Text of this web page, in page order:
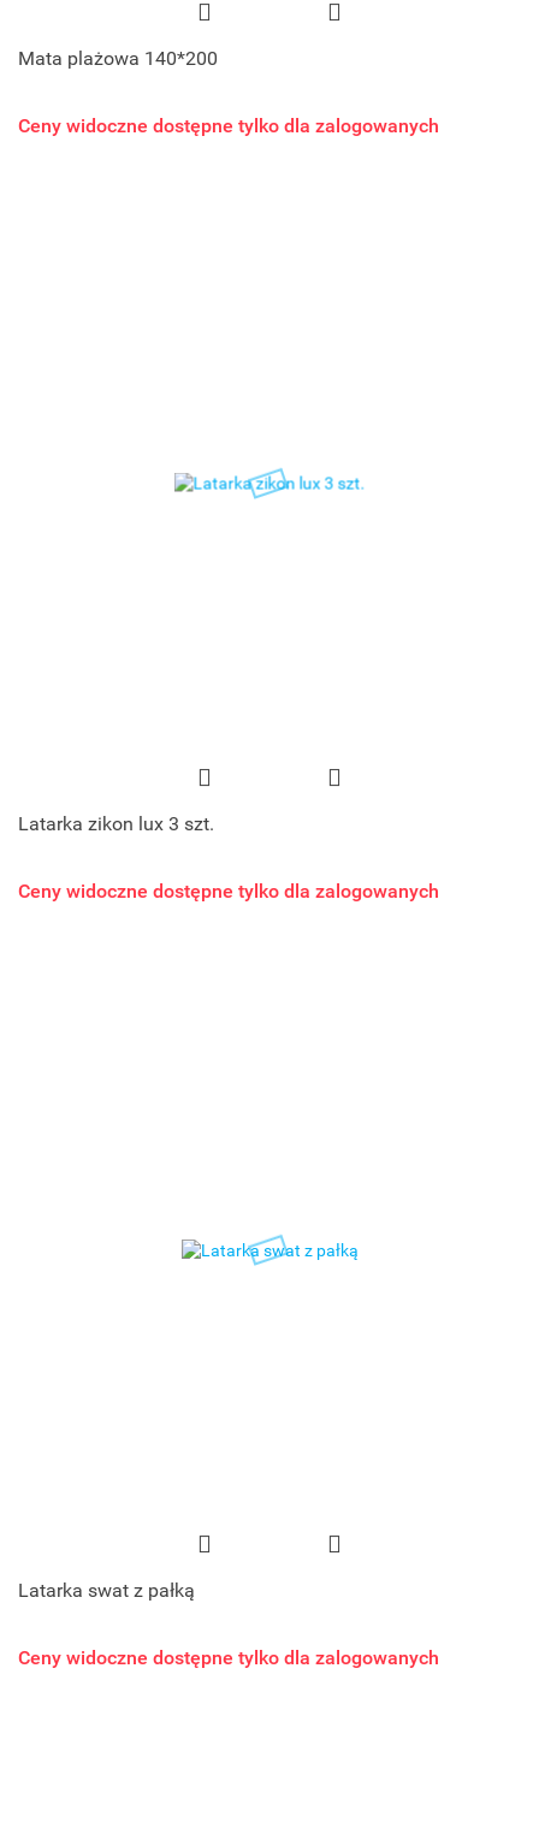
Mata plażowa 140*200
Ceny widoczne dostępne tylko dla zalogowanych
Latarka zikon lux 3 szt.
Ceny widoczne dostępne tylko dla zalogowanych
Latarka swat z pałką
Ceny widoczne dostępne tylko dla zalogowanych